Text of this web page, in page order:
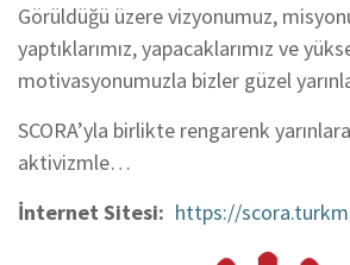
Görüldüğü üzere vizyonumuz,
yaptıklarımız, yapacaklarımız ve
motivasyonumuzla bizler güzel
SCORA’yla birlikte rengarenk
aktivizmle…
İnternet Sitesi
https://